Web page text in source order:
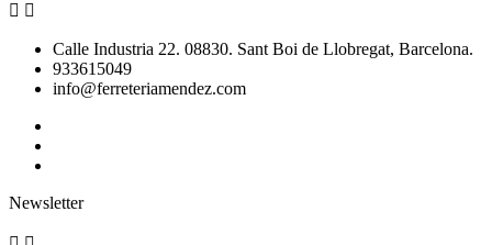
 
Calle Industria 22. 08830. Sant Boi de Llobregat, Barcelona.
933615049
info@ferreteriamendez.com
Newsletter